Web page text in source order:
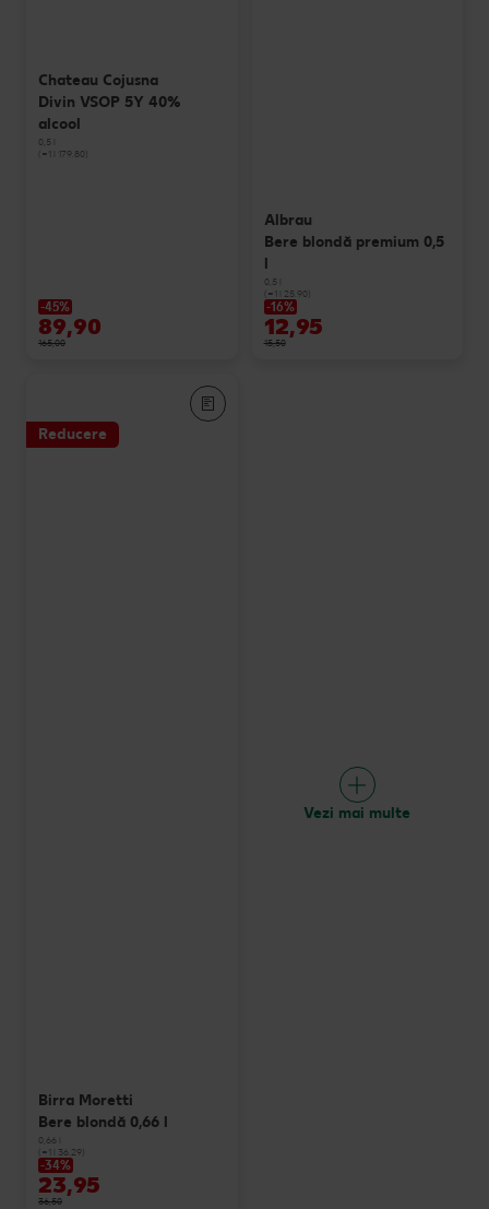
Chateau Cojusna
Divin VSOP 5Y 40%
alcool
0,5 l
(=1 l 179.80)
-45%
89,90
165,00
Albrau
Bere blondă premium 0,5
l
0,5 l
(=1 l 25.90)
-16%
12,95
15,50
Reducere
Birra Moretti
Bere blondă 0,66 l
0,66 l
(=1 l 36.29)
-34%
23,95
36,50
Vezi mai multe